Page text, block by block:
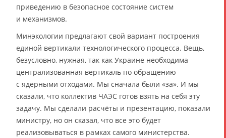
приведению в безопасное состояние систем
и механизмов.
Минэкологии предлагают свой вариант построения
единой вертикали технологического процесса. Вещь,
безусловно, нужная, так как Украине необходима
централизованная вертикаль по обращению
с ядерными отходами. Мы сначала были «за». И мы
сказали, что коллектив ЧАЭС готов взять на себя эту
задачу. Мы сделали расчёты и презентацию, показали
министру, но он сказал, что все это будет
реализовываться в рамках самого министерства.